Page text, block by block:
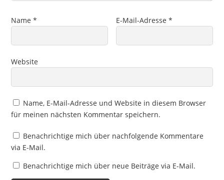
Name* E-Mail-Adresse*
Website
Name, E-Mail-Adresse und Website in diesem Browser
für meinen nächsten Kommentar speichern.
Benachrichtige mich über nachfolgende Kommentare
via E-Mail.
Benachrichtige mich über neue Beiträge via E-Mail.